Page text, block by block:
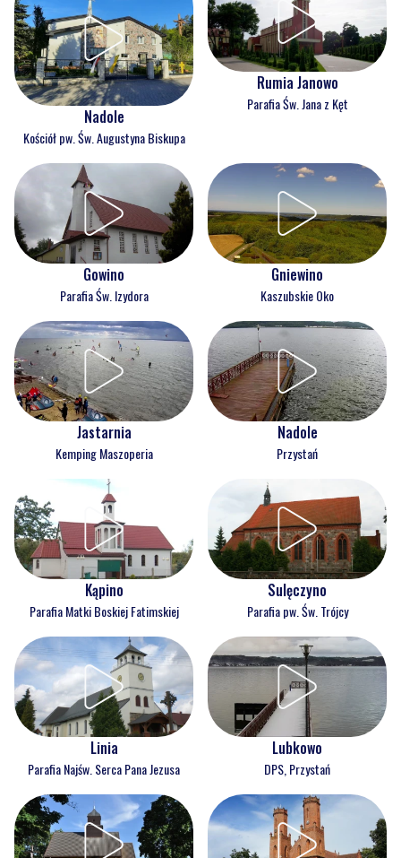
Nadole
Kościół pw. Św. Augustyna Biskupa
Rumia Janowo
Parafia Św. Jana z Kęt
Gowino
Parafia Św. Izydora
Gniewino
Kaszubskie Oko
Jastarnia
Kemping Maszoperia
Nadole
Przystań
Kąpino
Parafia Matki Boskiej Fatimskiej
Sulęczyno
Parafia pw. Św. Trójcy
Linia
Parafia Najśw. Serca Pana Jezusa
Lubkowo
DPS, Przystań